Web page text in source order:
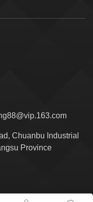
Chuanbu Industrial
Province
Карта